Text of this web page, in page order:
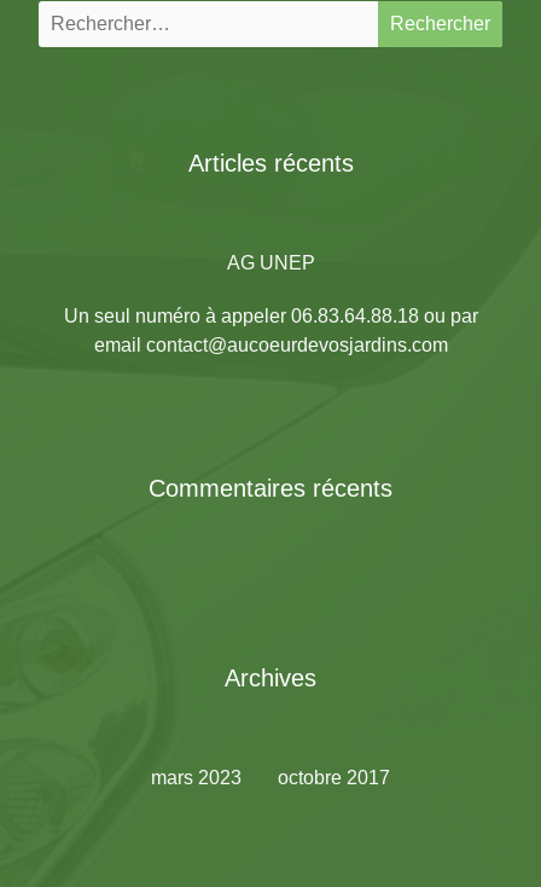
Rechercher :
Articles récents
AG UNEP
Un seul numéro à appeler 06.83.64.88.18 ou par
email contact@aucoeurdevosjardins.com
Commentaires récents
Archives
mars 2023 octobre 2017